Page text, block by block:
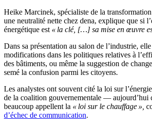
Heike Marcinek, spécialiste de la
une neutralité nette chez dena, explique que si
énergétique est « la clé, […] sa mise en œuvre
Dans sa présentation au salon de l’industrie,
modifications dans les politiques relatives à
des bâtiments, ou même la suggestion de
semé la confusion parmi les citoyens.
Les analystes ont souvent cité la loi sur
de la coalition gouvernementale —
beaucoup appellent la « loi sur le chauffage »,
d’échec de communication.